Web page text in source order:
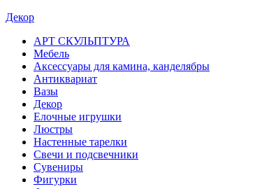
Декор
АРТ СКУЛЬПТУРА
Мебель
Аксессуары для камина, канделябры
Антиквариат
Вазы
Декор
Елочные игрушки
Люстры
Настенные тарелки
Свечи и подсвечники
Сувениры
Фигурки